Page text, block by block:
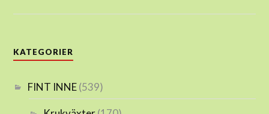
KATEGORIER
FINT INNE(539)